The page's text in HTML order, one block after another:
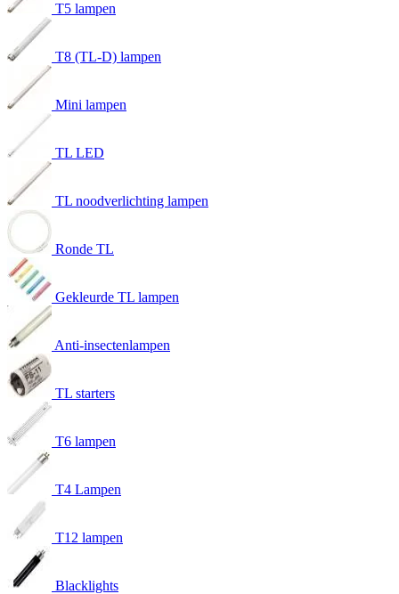
T5 lampen
T8 (TL-D) lampen
Mini lampen
TL LED
TL noodverlichting lampen
Ronde TL
Gekleurde TL lampen
Anti-insectenlampen
TL starters
T6 lampen
T4 Lampen
T12 lampen
Blacklights